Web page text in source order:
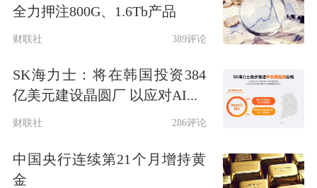
全力押注800G、1.6Tb产品
财联社 389评论
SK海力士：将在韩国投资384
亿美元建设晶圆厂 以应对AI...
财联社 286评论
中国央行连续第21个月增持黄
金